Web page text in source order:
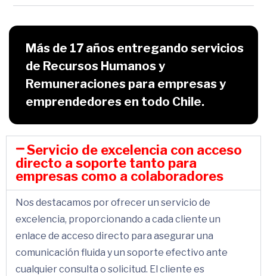
Más de 17 años entregando servicios
de Recursos Humanos y
Remuneraciones para empresas y
emprendedores en todo Chile.
Servicio de excelencia con acceso
directo a soporte tanto para
empresas como a colaboradores
Nos destacamos por ofrecer un servicio de
excelencia, proporcionando a cada cliente un
enlace de acceso directo para asegurar una
comunicación fluida y un soporte efectivo ante
cualquier consulta o solicitud. El cliente es